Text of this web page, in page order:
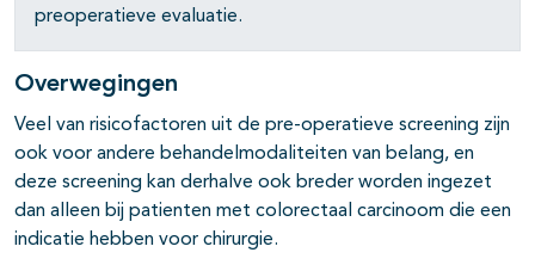
preoperatieve evaluatie.
Overwegingen
Veel van risicofactoren uit de pre-operatieve screening zijn
ook voor andere behandelmodaliteiten van belang, en
deze screening kan derhalve ook breder worden ingezet
dan alleen bij patienten met colorectaal carcinoom die een
indicatie hebben voor chirurgie.